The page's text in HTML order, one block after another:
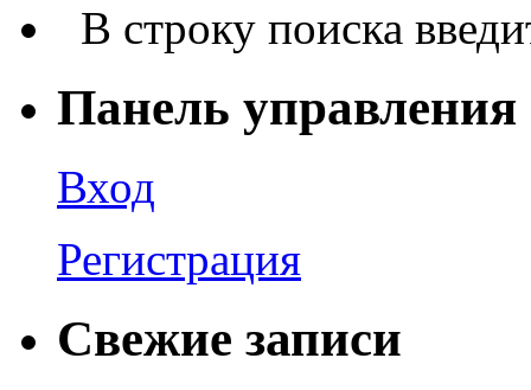
В строку поиска
Панель управления
Вход
Регистрация
Свежие записи